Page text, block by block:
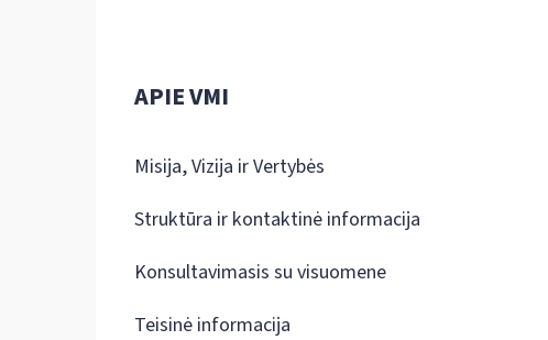
APIE VMI
Misija, Vizija ir Vertybės
Struktūra ir kontaktinė informacija
Konsultavimasis su visuomene
Teisinė informacija